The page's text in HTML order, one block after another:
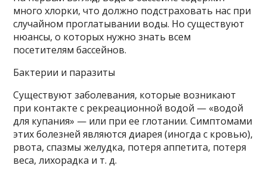
много хлорки, что должно подстраховать нас при
случайном проглатывании воды. Но существуют
нюансы, о которых нужно знать всем
посетителям бассейнов.
Бактерии и паразиты
Существуют заболевания, которые возникают
при контакте с рекреационной водой — «водой
для купания» — или при ее глотании. Симптомами
этих болезней являются диарея (иногда с кровью),
рвота, спазмы желудка, потеря аппетита, потеря
веса, лихорадка и т. д.